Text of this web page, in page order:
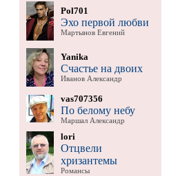
Pol701
Эхо первой любви
Мартынов Евгений
Yanika
Счастье на двоих
Иванов Александр
vas707356
По белому небу
Маршал Александр
lori
Отцвели
хризантемы
Романсы